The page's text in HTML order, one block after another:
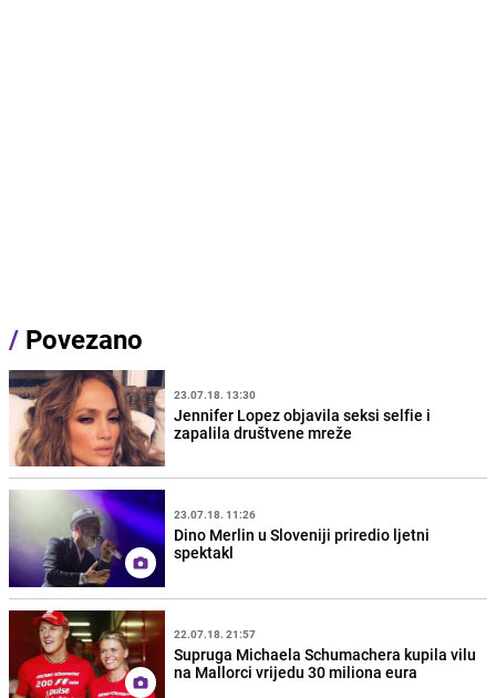
/ Povezano
23.07.18. 13:30
Jennifer Lopez objavila seksi selfie i
zapalila društvene mreže
23.07.18. 11:26
Dino Merlin u Sloveniji priredio ljetni
spektakl
22.07.18. 21:57
Supruga Michaela Schumachera kupila vilu
na Mallorci vrijedu 30 miliona eura